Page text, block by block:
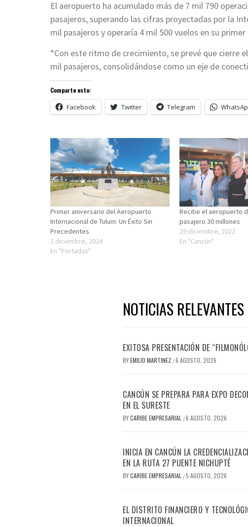
El aeropuerto ha acumulado más de 7 mil 790
pasajeros, superando las cifras proyectadas por la
mil pasajeros y operaría 4 mil 500 vuelos en su primer
“Con este ritmo de crecimiento, se prevé que cierre
mil pasajeros, consolidándose como un eje de
Comparte esto:
Facebook Twitter Telegram
Primer aniversario del Aeropuerto
Internacional de Tulum: Un Éxito Sin
Precedentes
2 diciembre, 2024
En "Portadas"
Recibe el aeropuerto
pasajero 30 millones
29 diciembre, 2022
En "Cancún"
NOTICIAS RELEVANTES
EXITOSA PRESENTACIÓN DE
BYEMILIO MARTINEZ /6 AGOSTO, 2026
CANCÚN SE PREPARA PARA EXPO
EN EL SURESTE
BYCARIBE EMPRESARIAL /6 AGOSTO, 2026
INICIA EN CANCÚN LA
EN LA RUTA 27 PUENTE NICHUPTÉ
BYCARIBE EMPRESARIAL /5 AGOSTO, 2026
EL DISTRITO FINANCIERO Y
INTERNACIONAL